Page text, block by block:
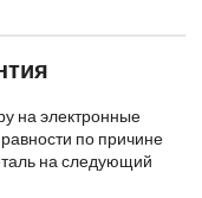
на электронные
по причине
на следующий